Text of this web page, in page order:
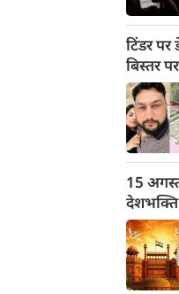
टिंडर
बिस्तर
करोड़
15